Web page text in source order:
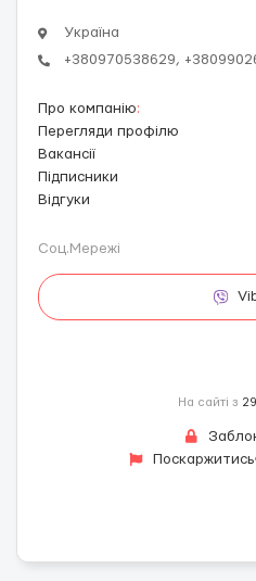
Україна
+380970538629,
Про компанію:
Перегляди профілю
Вакансії
Підписники
Відгуки
Соц.Мережі
На сайті з
Поскаржитись